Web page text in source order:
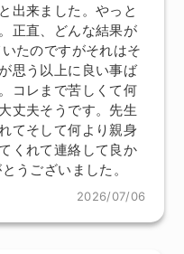
出来ました。やっと
正直、どんな結果が
たのですがそれはそ
思う以上に良い事ば
コレまで苦しくて何
丈夫そうです。先生
てそして何より親身
くれて連絡して良か
うございました。
2026/07/06